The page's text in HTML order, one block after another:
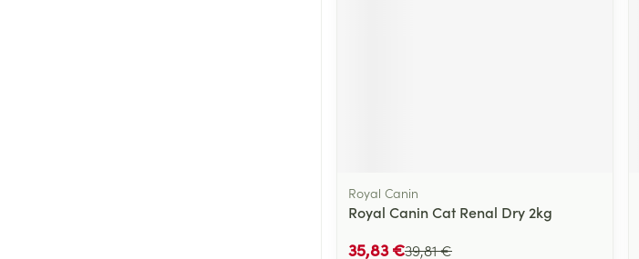
Royal Canin
Royal Canin Cat Renal Dry 2kg
39,81 €
35,83 €